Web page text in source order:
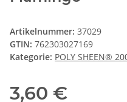
Artikelnummer: 37029
GTIN: 762303027169
Kategorie: POLY SHEEN®
3,60 €